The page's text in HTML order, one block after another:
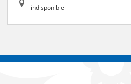
indisponible